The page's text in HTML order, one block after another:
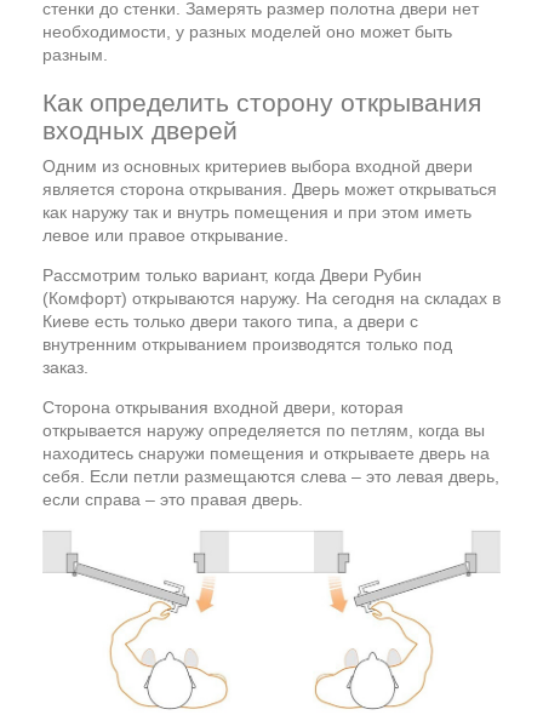
стенки до стенки. Замерять размер полотна двери нет
необходимости, у разных моделей оно может быть
разным.
Как определить сторону открывания
входных дверей
Одним из основных критериев выбора входной двери
является сторона открывания. Дверь может открываться
как наружу так и внутрь помещения и при этом иметь
левое или правое открывание.
Рассмотрим только вариант, когда Двери Рубин
(Комфорт) открываются наружу. На сегодня на складах в
Киеве есть только двери такого типа, а двери с
внутренним открыванием производятся только под
заказ.
Сторона открывания входной двери, которая
открывается наружу определяется по петлям, когда вы
находитесь снаружи помещения и открываете дверь на
себя. Если петли размещаются слева – это левая дверь,
если справа – это правая дверь.